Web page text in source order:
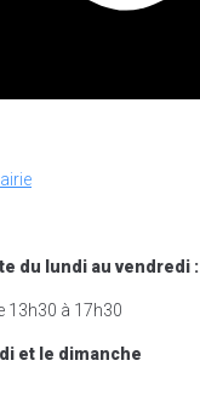
du lundi au vendredi :
13h30 à 17h30
et le dimanche